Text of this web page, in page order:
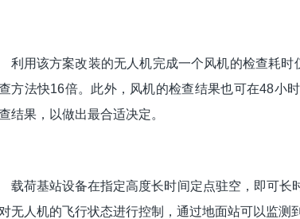
利用该方案改装的无人机完成一个风机的检查耗
方法快16倍。此外，风机的检查结果也可在48小
结果，以做出最合适决定。
载荷基站设备在指定高度长时间定点驻空，即可
无人机的飞行状态进行控制，通过地面站可以监测